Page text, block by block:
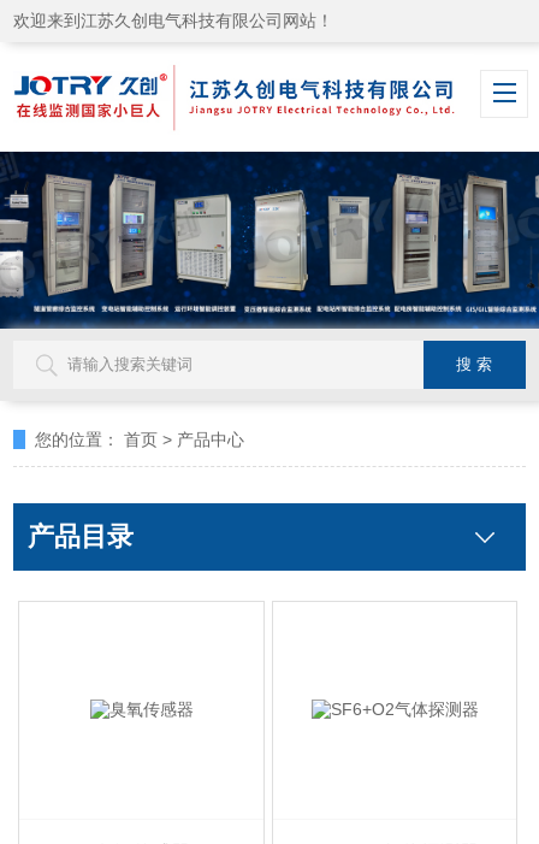
欢迎来到江苏久创电气科技有限公司网站！
您的位置： 首页 > 产品中心
产品目录